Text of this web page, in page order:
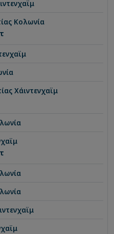
Κολωνία
Χάιντενχαϊμ